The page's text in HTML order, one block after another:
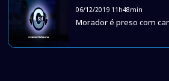
06/12/2019 11h48min
Morador é preso com